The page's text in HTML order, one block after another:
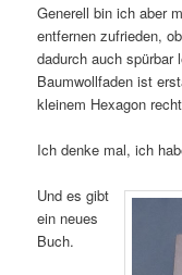
Generell bin ich aber
entfernen zufrieden,
dadurch auch spürbar
Baumwollfaden ist
kleinem Hexagon
Ich denke mal, ich
Und es gibt
ein neues
Buch.